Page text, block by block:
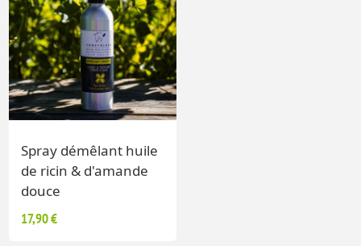
Spray démêlant huile
de ricin & d'amande
douce
17,90 €